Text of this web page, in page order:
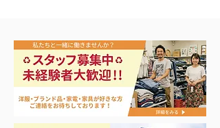
夏に向けて冷凍庫！大量
品揃え❗️